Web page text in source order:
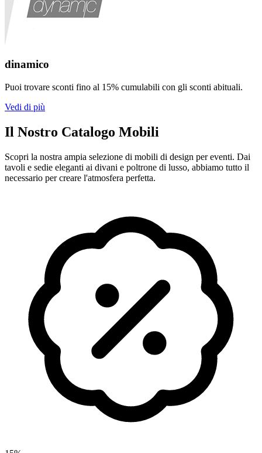
dinamico
Puoi trovare sconti fino al 15% cumulabili con gli sconti abituali.
Vedi di più
Il Nostro Catalogo Mobili
Scopri la nostra ampia selezione di mobili di design per eventi. Dai
tavoli e sedie eleganti ai divani e poltrone di lusso, abbiamo tutto il
necessario per creare l'atmosfera perfetta.